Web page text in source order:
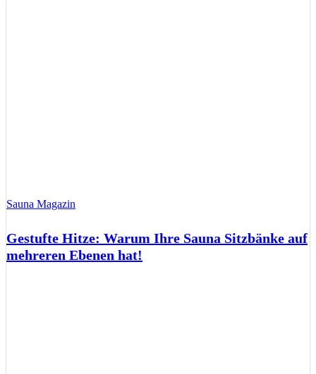
Sauna Magazin
Gestufte Hitze: Warum Ihre Sauna Sitzbänke auf
mehreren Ebenen hat!